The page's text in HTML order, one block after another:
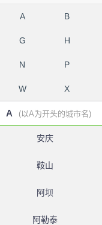
A B
G H
N P
W X
A (以A为开头的城市名)
安庆
鞍山
阿坝
阿勒泰